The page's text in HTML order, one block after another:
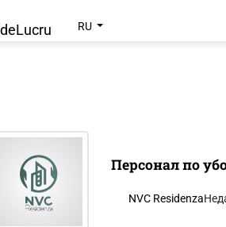
RU
Персонал по
NVC Residenza